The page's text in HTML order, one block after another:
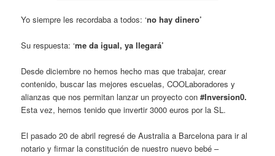
Yo siempre les recordaba a todos: ‘no hay dinero’
Su respuesta: ‘me da igual, ya llegará’
Desde diciembre no hemos hecho mas que trabajar, crear
contenido, buscar las mejores escuelas, COOLaboradores y
alianzas que nos permitan lanzar un proyecto con#Inversion0.
Esta vez, hemos tenido que invertir 3000 euros por la SL.
El pasado 20 de abril regresé de Australia a Barcelona para ir al
notario y firmar la constitución de nuestro nuevo bebé –